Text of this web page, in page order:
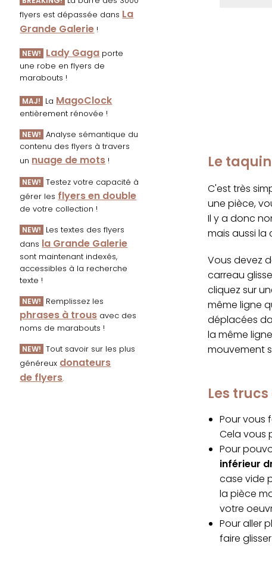
flyers est dépassée dans La
Grande Galerie !
NEW! Lady Gaga porte
une robe en flyers de
marabouts !
MAJ! La MagoClock
entièrement rénovée !
NEW! Analyse sémantique du
contenu des flyers à travers
un nuage de mots !
NEW! Testez votre capacité à
gérer les flyers en double
de votre collection !
NEW! Les textes des flyers
dans la Grande Galerie
sont maintenant indexés,
accessibles à la recherche
texte !
NEW! Remplissez les
phrases à trous avec des
noms de marabouts !
NEW! Tout savoir sur les plus
généreux donateurs
de flyers.
Le
C'est très
une pièce,
Il y a donc
mais aussi
Vous devez
carreau
cliquez sur
même ligne
déplacées
la même
mouvement
Les trucs
Pour vous
Cela vous
Pour
inférieur
case vide
la pièce
votre
Pour aller
faire